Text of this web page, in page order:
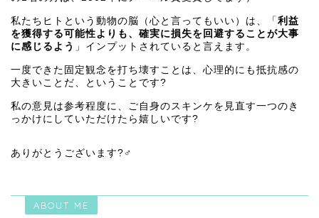
私たちヒトという動物の脳（心と言ってもいい）は、「 利益
を獲得する可能性よりも、確実に損失を回避することが大事
に感じるよう 」インプットされていると言えます。
一度できた固定観念を打ち壊すことは、心理的にも抵抗感の
大きいことだ、ということです?
私の意見は参考程度に、ご自身のスキンケを見直す一つのき
っかけにしていただけたら嬉しいです?
ありがとうございます?‍♂️
ABOUT ME